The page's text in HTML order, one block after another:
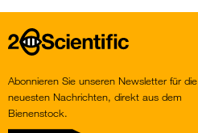
Home
Abonnieren Sie unseren Newsletter für die
neuesten Nachrichten, direkt aus dem
Bienenstock.